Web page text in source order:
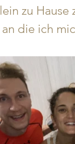
zu
die ich